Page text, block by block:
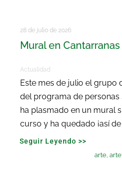
28 de julio de 2026
Mural en Cantarranas
Actualidad
Este mes de julio el grupo
del programa de personas
ha plasmado en un mural
curso y ha quedado ¡así
Seguir Leyendo >>
arte,